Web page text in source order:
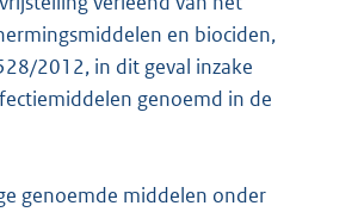
en biociden,
2012, in dit geval inzake
genoemd in de
genoemde middelen onder